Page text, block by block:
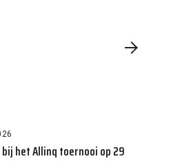
het Allinq toernooi op 29